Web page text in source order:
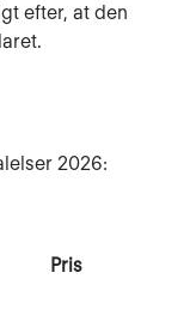
efter, at den
2026:
Pris